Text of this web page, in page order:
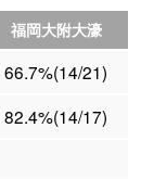
福岡大附大濠
66.7%(14/21)
82.4%(14/17)